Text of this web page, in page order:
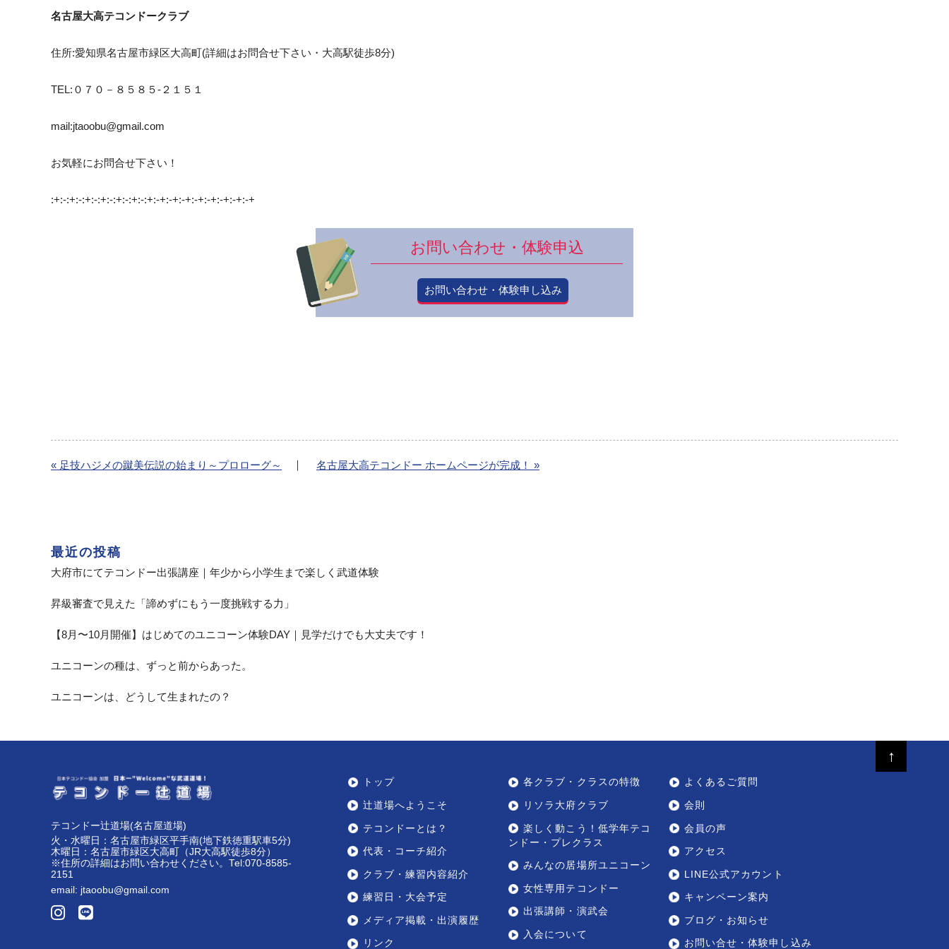
名古屋大高テコンドークラブ
住所:愛知県名古屋市緑区大高町(詳細はお問合せ下さい・大高駅徒歩8分)
TEL:０７０－８５８５-２１５１
mail:jtaoobu@gmail.com
お気軽にお問合せ下さい！
:+:-:+:-:+:-:+:-:+:-:+:-:+:-+:-+:-+:-+:-+:-+:-+:-+
お問い合わせ・体験申込
お問い合わせ・体験申し込み
« 足技ハジメの蹴美伝説の始まり～プロローグ～ ｜ 名古屋大高テコンドー ホームページが完成！ »
最近の投稿
大府市にてテコンドー出張講座｜年少から小学生まで楽しく武道体験
昇級審査で見えた「諦めずにもう一度挑戦する力」
【8月〜10月開催】はじめてのユニコーン体験DAY｜見学だけでも大丈夫です！
ユニコーンの種は、ずっと前からあった。
ユニコーンは、どうして生まれたの？
テコンドー辻道場(名古屋道場)
火・水曜日：名古屋市緑区平手南(地下鉄徳重駅車5分)
木曜日：名古屋市緑区大高町（JR大高駅徒歩8分）
※住所の詳細はお問い合わせください。Tel:070-8585-
2151
email: jtaoobu@gmail.com
トップ
辻道場へようこそ
テコンドーとは？
代表・コーチ紹介
クラブ・練習内容紹介
練習日・大会予定
メディア掲載・出演履歴
リンク
各クラブ・クラスの特徴
リソラ大府クラブ
楽しく動こう！低学年テコ
ンドー・プレクラス
みんなの居場所ユニコーン
女性専用テコンドー
出張講師・演武会
入会について
よくあるご質問
会則
会員の声
アクセス
LINE公式アカウント
キャンペーン案内
ブログ・お知らせ
お問い合せ・体験申し込み
↑